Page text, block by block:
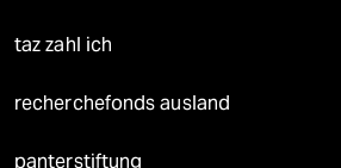
taz zahl ich
recherchefonds ausland
panterstiftung